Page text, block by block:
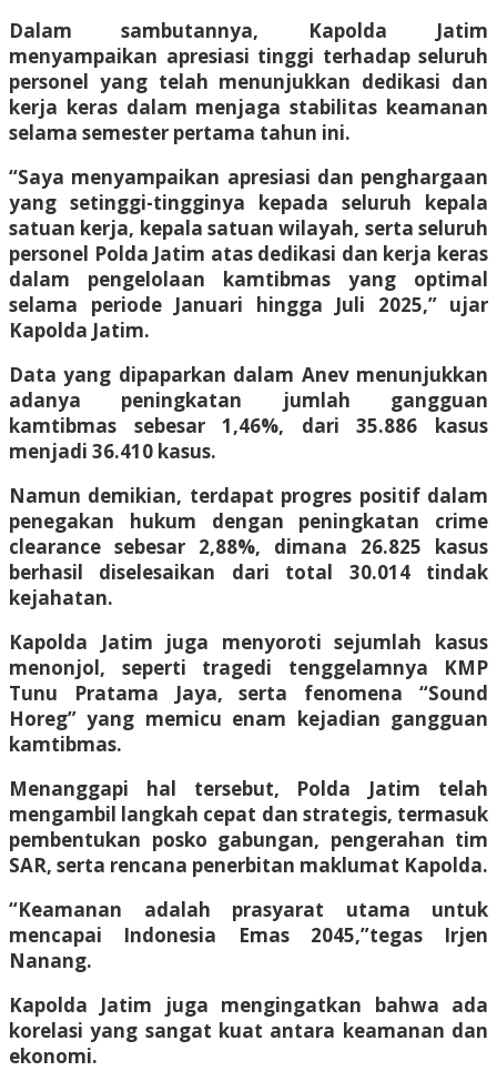
Dalam sambutannya, Kapolda Jatim
menyampaikan apresiasi tinggi terhadap seluruh
personel yang telah menunjukkan dedikasi dan
kerja keras dalam menjaga stabilitas keamanan
selama semester pertama tahun ini.
“Saya menyampaikan apresiasi dan penghargaan
yang setinggi-tingginya kepada seluruh kepala
satuan kerja, kepala satuan wilayah, serta seluruh
personel Polda Jatim atas dedikasi dan kerja keras
dalam pengelolaan kamtibmas yang optimal
selama periode Januari hingga Juli 2025,” ujar
Kapolda Jatim.
Data yang dipaparkan dalam Anev menunjukkan
adanya peningkatan jumlah gangguan
kamtibmas sebesar 1,46%, dari 35.886 kasus
menjadi 36.410 kasus.
Namun demikian, terdapat progres positif dalam
penegakan hukum dengan peningkatan crime
clearance sebesar 2,88%, dimana 26.825 kasus
berhasil diselesaikan dari total 30.014 tindak
kejahatan.
Kapolda Jatim juga menyoroti sejumlah kasus
menonjol, seperti tragedi tenggelamnya KMP
Tunu Pratama Jaya, serta fenomena “Sound
Horeg” yang memicu enam kejadian gangguan
kamtibmas.
Menanggapi hal tersebut, Polda Jatim telah
mengambil langkah cepat dan strategis, termasuk
pembentukan posko gabungan, pengerahan tim
SAR, serta rencana penerbitan maklumat Kapolda.
“Keamanan adalah prasyarat utama untuk
mencapai Indonesia Emas 2045,”tegas Irjen
Nanang.
Kapolda Jatim juga mengingatkan bahwa ada
korelasi yang sangat kuat antara keamanan dan
ekonomi.